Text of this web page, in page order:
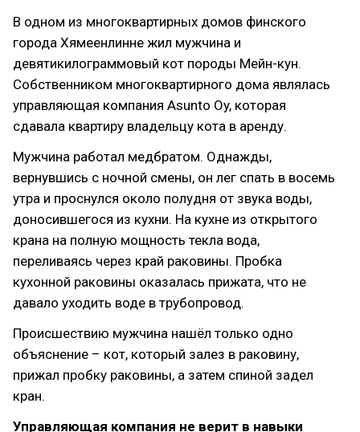
В одном из многоквартирных домов финского
города Хямеенлинне жил мужчина и
девятикилограммовый кот породы Мейн-кун.
Собственником многоквартирного дома являлась
управляющая компания Asunto Oy, которая
сдавала квартиру владельцу кота в аренду.
Мужчина работал медбратом. Однажды,
вернувшись с ночной смены, он лег спать в восемь
утра и проснулся около полудня от звука воды,
доносившегося из кухни. На кухне из открытого
крана на полную мощность текла вода,
переливаясь через край раковины. Пробка
кухонной раковины оказалась прижата, что не
давало уходить воде в трубопровод.
Происшествию мужчина нашёл только одно
объяснение – кот, который залез в раковину,
прижал пробку раковины, а затем спиной задел
кран.
Управляющая компания не верит в навыки